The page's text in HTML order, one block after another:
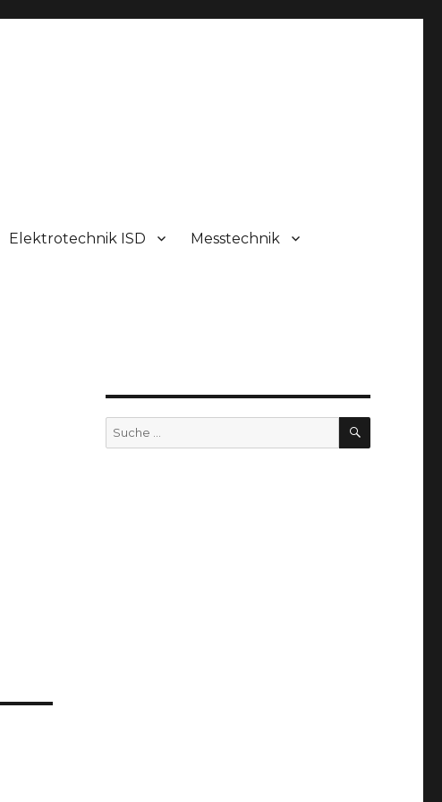
Elektrotechnik ISD Messtechnik
Suche
nach:
SUCHEN